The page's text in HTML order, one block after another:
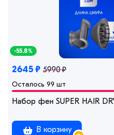
-55.8%
2645 ₽ 5990 ₽
Осталось 99 шт
Набор фен SUPER HAIR
В корзину